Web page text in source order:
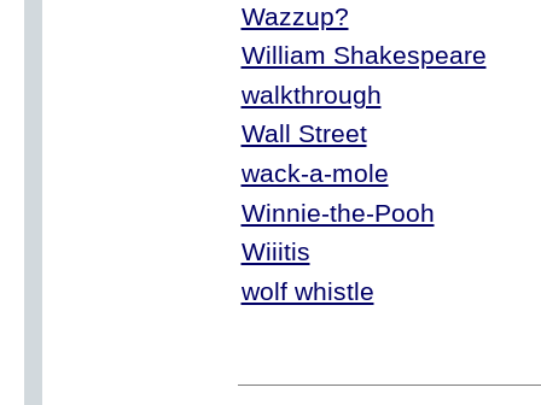
Wazzup?
William Shakespeare
walkthrough
Wall Street
wack-a-mole
Winnie-the-Pooh
Wiiitis
wolf whistle